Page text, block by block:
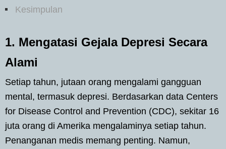
Kesimpulan
1. Mengatasi Gejala Depresi Secara
Alami
Setiap tahun, jutaan orang mengalami gangguan
mental, termasuk depresi. Berdasarkan data Centers
for Disease Control and Prevention (CDC), sekitar 16
juta orang di Amerika mengalaminya setiap tahun.
Penanganan medis memang penting. Namun,